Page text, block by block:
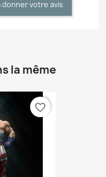
donner votre avis
la même
favorite_border